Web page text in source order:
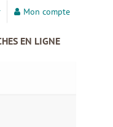
Mon compte
EN LIGNE